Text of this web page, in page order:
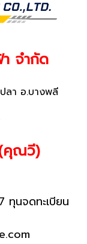
จำกัด
ลา อ.บางพลี
คุณวี)
ทุนจดทะเบียน